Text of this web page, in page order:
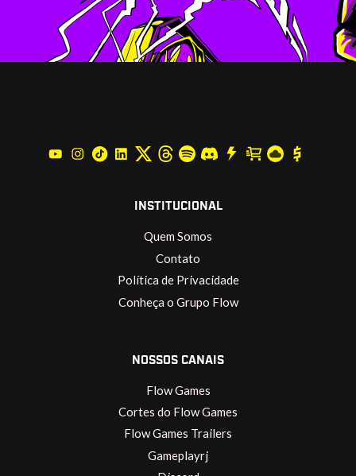
INSTITUCIONAL
Quem Somos
Contato
Política de Privacidade
Conheça o Grupo Flow
NOSSOS CANAIS
Flow Games
Cortes do Flow Games
Flow Games Trailers
Gameplayrj